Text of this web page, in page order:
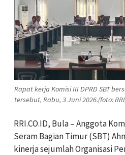
Rapat kerja Komisi III DPRD SBT
tersebut, Rabu, 3 Juni 2026.(foto:
RRI.CO.ID, Bula – Anggota
Seram Bagian Timur (SBT)
kinerja sejumlah Organisasi